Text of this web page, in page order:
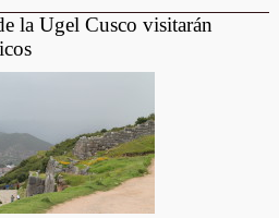
la Ugel Cusco visitarán